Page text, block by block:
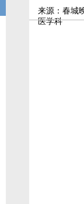
来源：春城
医学科